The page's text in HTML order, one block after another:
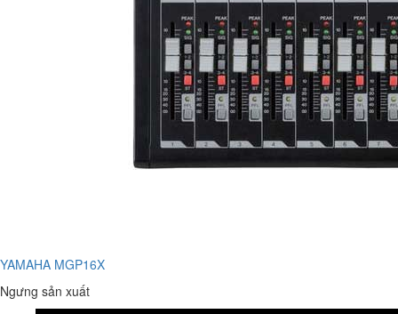
YAMAHA MGP16X
Ngưng sản xuất